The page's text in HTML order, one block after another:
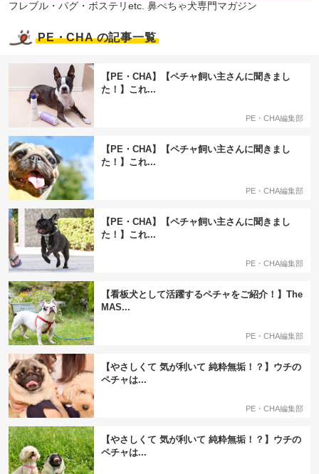
フレブル・パグ・ボステリetc. 鼻ぺちゃ犬専門マガジン
PE・CHA の記事一覧
【PE・CHA】【ペチャ飼い主さんに聞きまし
た！】これ...
PE・CHA編集部
【PE・CHA】【ペチャ飼い主さんに聞きまし
た！】これ...
PE・CHA編集部
【PE・CHA】【ペチャ飼い主さんに聞きまし
た！】これ...
PE・CHA編集部
【看板犬として活躍するペチャをご紹介！】The
MAS...
PE・CHA編集部
【やさしくて 気が利いて 純粋無垢！？】ウチの
ペチャは...
PE・CHA編集部
【やさしくて 気が利いて 純粋無垢！？】ウチの
ペチャは...
PECOアプリをダウンロード済みの方